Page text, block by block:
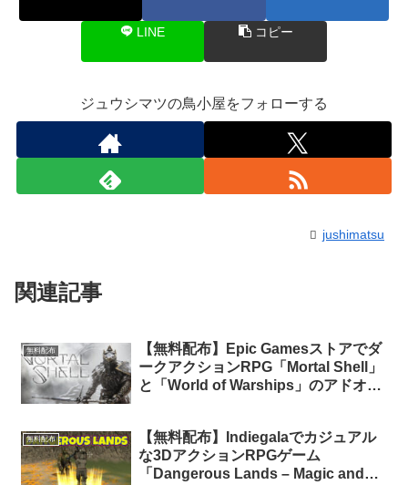
LINE コピー
ジュウシマツの鳥小屋をフォローする
jushimatsu
関連記事
無料配布
【無料配布】Epic Gamesストアでダ
ークアクションRPG「Mortal Shell」
と「World of Warships」のアドオン
無料配布
【無料配布】Indiegalaでカジュアル
な3DアクションRPGゲーム
「Dangerous Lands – Magic and